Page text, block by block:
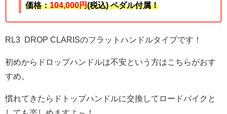
価格：104,000円(税込) ペダル付属！
RL3 DROP CLARISのフラットハンドルタイプです！
初めからドロップハンドルは不安という方はこちらがおす
すめ。
慣れてきたらドトップハンドルに交換してロードバイクと